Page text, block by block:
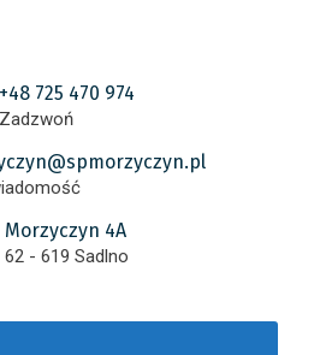
+48 725 470 974
Zadzwoń
Morzyczyn 4A
62 - 619 Sadlno